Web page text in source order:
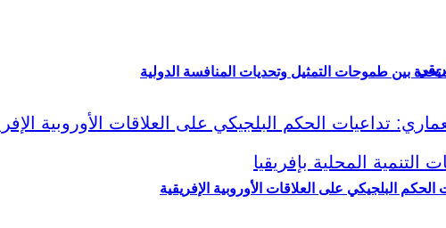
بين طموحات التمثيل وتحديات المنافسة الدولية
البلجيكي على العلاقات الأوروبية الإفريقية